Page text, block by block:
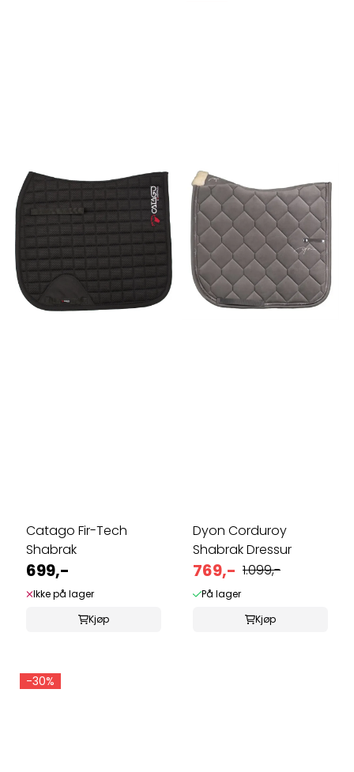
Catago Fir-Tech
Shabrak
699,-
Ikke på lager
Kjøp
Dyon Corduroy
Shabrak Dressur
769,- 1.099,-
På lager
Kjøp
-30%